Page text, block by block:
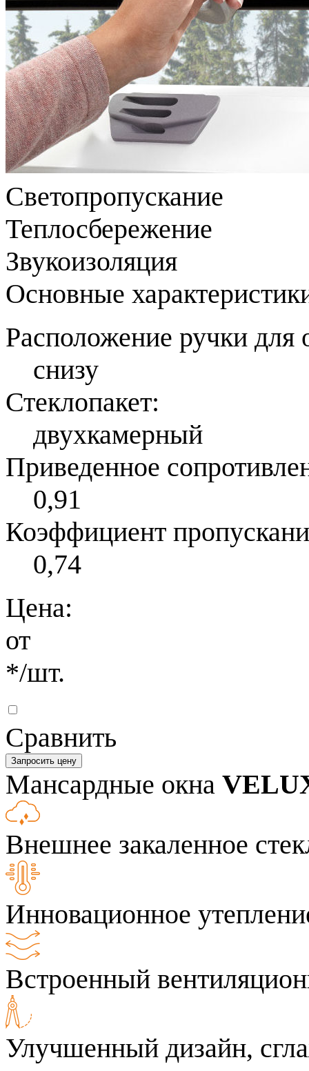
Светопропускание
Теплосбережение
Звукоизоляция
Основные
Расположение ручки для
снизу
Стеклопакет:
двухкамерный
Приведенное
0,91
Коэффициент
0,74
Цена:
от
*/шт.
Сравнить
Запросить цену
Мансардные окна
Внешнее закаленное
Инновационное
Встроенный
Улучшенный дизайн,